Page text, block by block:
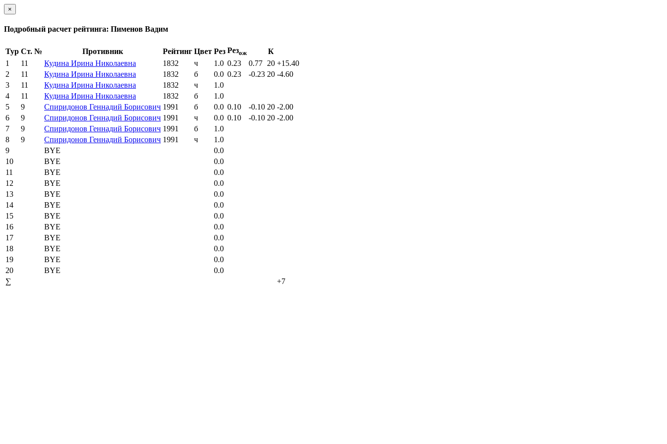
×
Подробный расчет рейтинга: Пименов Вадим
Тур Ст. № Противник Рейтинг Цвет Рез Резож
К
1
11 Кудина Ирина Николаевна 1832 ч 1.0 0.23 0.77 20 +15.40
2
11 Кудина Ирина Николаевна 1832 б 0.0 0.23 -0.23 20 -4.60
3
11 Кудина Ирина Николаевна 1832 ч
1.0
4
11 Кудина Ирина Николаевна 1832 б
1.0
5
9 Спиридонов Геннадий Борисович 1991 б 0.0 0.10 -0.10 20 -2.00
6
9 Спиридонов Геннадий Борисович 1991 ч 0.0 0.10 -0.10 20 -2.00
7
9 Спиридонов Геннадий Борисович 1991 б
1.0
8
9 Спиридонов Геннадий Борисович 1991 ч
1.0
9
BYE
0.0
10
BYE
0.0
11
BYE
0.0
12
BYE
0.0
13
BYE
0.0
14
BYE
0.0
15
BYE
0.0
16
BYE
0.0
17
BYE
0.0
18
BYE
0.0
19
BYE
0.0
20
BYE
0.0
∑
+7